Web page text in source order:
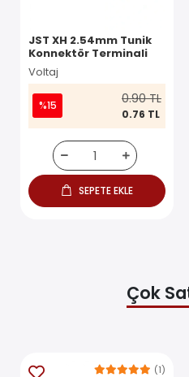
JST XH 2.54mm Tunik
Konnektör Terminali
Voltaj
%15 0.90 TL
0.76 TL
SEPETE EKLE
Çok
(1)